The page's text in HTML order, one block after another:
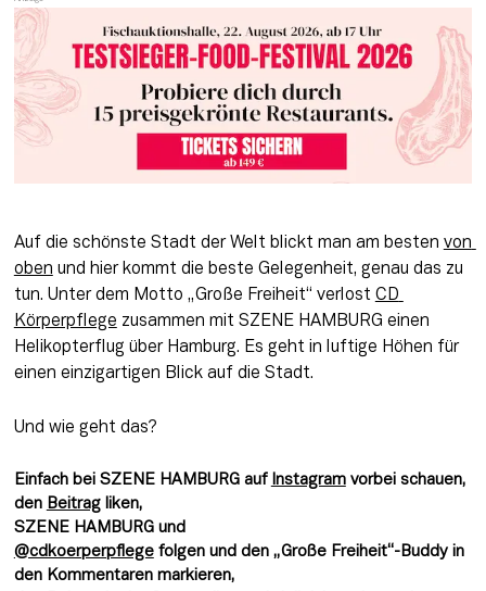
Auf die schönste Stadt der Welt blickt man am besten von
oben und hier kommt die beste Gelegenheit, genau das zu
tun. Unter dem Motto „Große Freiheit“ verlost CD
Körperpflege zusammen mit SZENE HAMBURG einen
Helikopterflug über Hamburg. Es geht in luftige Höhen für
einen einzigartigen Blick auf die Stadt.
Und wie geht das?
Einfach bei SZENE HAMBURG auf Instagram vorbei schauen,
den Beitrag liken,
SZENE HAMBURG und
@cdkoerperpflege folgen und den „Große Freiheit“-Buddy in
den Kommentaren markieren,